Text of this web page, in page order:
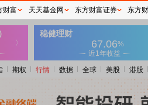
期权 行情 数据 全球 美股 港股
财富 天天基金网 东方财富证券 东方